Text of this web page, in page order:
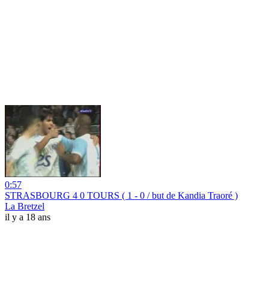
0:57
STRASBOURG 4 0 TOURS ( 1 - 0 / but de Kandia Traoré )
La Bretzel
il y a 18 ans